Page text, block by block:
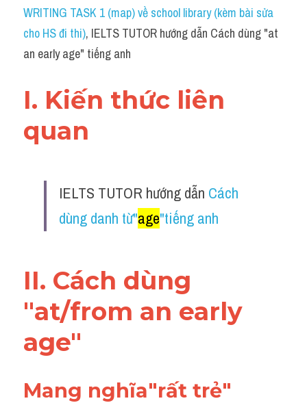
Idiom
Grammar
Word form
Cách dùng từ
Đề thi thật Task 2
Speaking
Reading
Vocabulary
WRITING TASK 1 (map) về school library (kèm bài sửa
cho HS đi thi), IELTS TUTOR hướng dẫn Cách dùng "at
an early age" tiếng anh
I. Kiến thức liên
quan
IELTS TUTOR hướng dẫn Cách
dùng danh từ"age"tiếng anh
II. Cách dùng
"at/from an early
age"
Mang nghĩa"rất trẻ"